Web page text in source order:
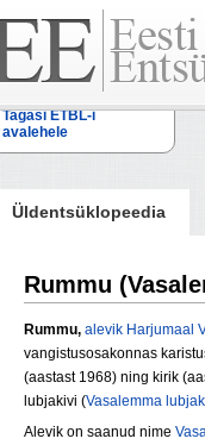
Tagasi ETBL-i
avalehele
Üldentsüklopeedia
Rummu
Rummu, alevik Harjumaal
vangistusosakonnas
(aastast 1968) ning kirik
lubjakivi (Vasalemma
Alevik on saanud nime